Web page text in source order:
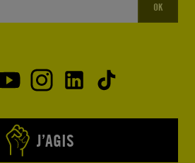
OK
J’AGIS